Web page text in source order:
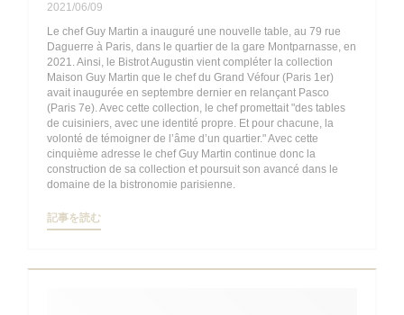
2021/06/09
Le chef Guy Martin a inauguré une nouvelle table, au 79 rue
Daguerre à Paris, dans le quartier de la gare Montparnasse, en
2021. Ainsi, le Bistrot Augustin vient compléter la collection
Maison Guy Martin que le chef du Grand Véfour (Paris 1er)
avait inaugurée en septembre dernier en relançant Pasco
(Paris 7e). Avec cette collection, le chef promettait "des tables
de cuisiniers, avec une identité propre. Et pour chacune, la
volonté de témoigner de l’âme d’un quartier." Avec cette
cinquième adresse le chef Guy Martin continue donc la
construction de sa collection et poursuit son avancé dans le
domaine de la bistronomie parisienne.
記事を読む((新しいウィンドウで開きます))